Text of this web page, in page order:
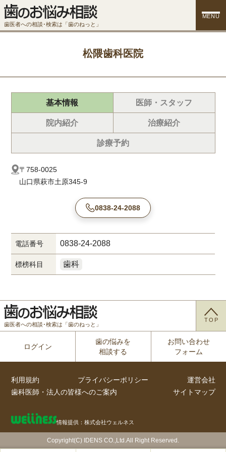
歯医者への相談･検索は「歯のねっと」
MENU
松隈歯科医院
基本情報 医師・スタッフ
院内紹介 治療紹介
診療予約
〒758-0025
山口県萩市土原345-9
0838-24-2088
電話番号 0838-24-2088
標榜科目 歯科
歯医者への相談･検索は「歯のねっと」
TOP
ログイン
歯の悩みを
相談する
お問い合わせ
フォーム
利用規約 プライバシーポリシー
運営会社
歯科医師・法人の皆様へのご案内
サイトマップ
情報提供：株式会社ウェルネス
Copyright(C) IDENS CO.,Ltd.All Right Reserved.